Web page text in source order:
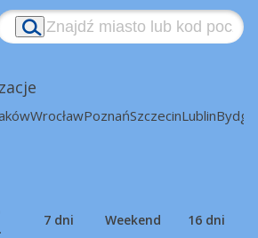
WrocławPoznańSzczecinLublin
7 dni Weekend 16 dni